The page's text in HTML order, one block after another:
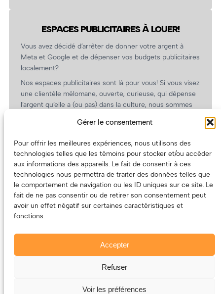
Gérer le consentement
Pour offrir les meilleures expériences, nous utilisons des
technologies telles que les témoins pour stocker et/ou accéder
aux informations des appareils. Le fait de consentir à ces
technologies nous permettra de traiter des données telles que
le comportement de navigation ou les ID uniques sur ce site. Le
fait de ne pas consentir ou de retirer son consentement peut
avoir un effet négatif sur certaines caractéristiques et
fonctions.
Accepter
Refuser
Voir les préférences
ESPACES PUBLICITAIRES À LOUER!
Vous avez décidé d’arrêter de donner votre argent à
Meta et Google et de dépenser vos budgets publicitaires
localement?
Nos espaces publicitaires sont là pour vous! Si vous visez
une clientèle mélomane, ouverte, curieuse, qui dépense
l’argent qu’elle a (ou pas) dans la culture, nous sommes
revient.
(Oui, on va avoir des tarifs spéciaux pour vous, les
artistes!)
Le contenu (texte et photos) appartient à ses créatrices et